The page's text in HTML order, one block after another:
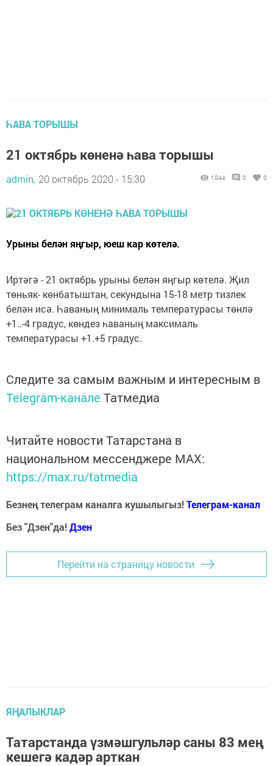
ҺАВА ТОРЫШЫ
21 октябрь көненә һава торышы
admin, 20 октябрь 2020 - 15:30 1044 0 0
Урыны белән яңгыр, юеш кар көтелә.
Иртәгә - 21 октябрь урыны белән яңгыр көтелә. Җил
төньяк- көнбатыштан, секундына 15-18 метр тизлек
белән исә. Һаваның минималь температурасы төнлә
+1..-4 градус, көндез һаваның максималь
температурасы +1.+5 градус.
Следите за самым важным и интересным в
Telegram-канале Татмедиа
Читайте новости Татарстана в
национальном мессенджере MАХ:
https://max.ru/tatmedia
Безнең телеграм каналга кушылыгыз!Телеграм-канал
Без "Дзен"да!Дзен
Перейти на страницу новости
ЯҢАЛЫКЛАР
Татарстанда үзмәшгульләр саны 83 мең
кешегә кадәр арткан